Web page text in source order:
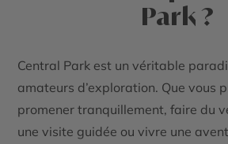
Park ?
Central Park est un véritable
amateurs d’exploration. Que vous
promener tranquillement, faire du
une visite guidée ou vivre une